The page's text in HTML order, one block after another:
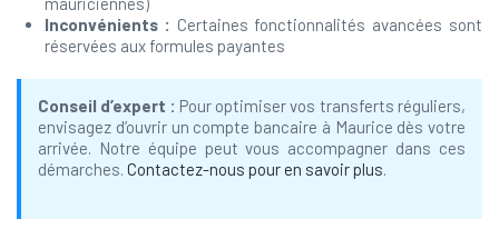
Inconvénients : Certaines fonctionnalités avancées sont
réservées aux formules payantes
Conseil d’expert : Pour optimiser vos transferts réguliers,
envisagez d’ouvrir un compte bancaire à Maurice dès votre
arrivée. Notre équipe peut vous accompagner dans ces
démarches. Contactez-nous pour en savoir plus.